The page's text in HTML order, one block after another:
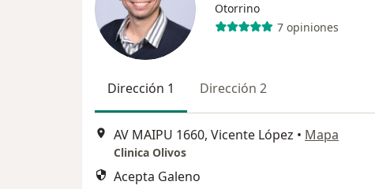
Otorrino
7 opiniones
Dirección 1 Dirección 2
AV MAIPU 1660, Vicente López • Mapa
Clinica Olivos
Acepta Galeno